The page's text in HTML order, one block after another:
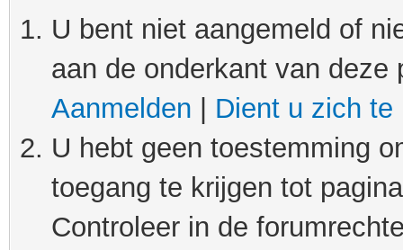
U bent niet aangemeld of
aan de onderkant van
Aanmelden
Dient u zich te
U hebt geen toestemming
toegang te krijgen tot
Controleer in de